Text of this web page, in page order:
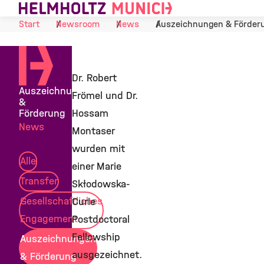
Skip to Content
Start Newsroom News Auszeichnungen &
Auszeichnungen
&
Förderung
News
Alle
Transfer
Gesellschaftliches
Engagement
Auszeichnungen
& Förderung
Dr. Robert
Frömel und Dr.
Hossam
Montaser
wurden mit
einer Marie
Skłodowska-
Curie
Postdoctoral
Fellowship
ausgezeichnet.